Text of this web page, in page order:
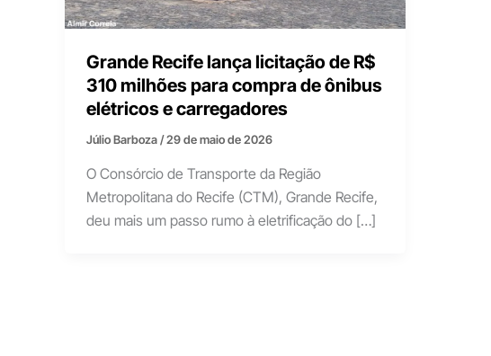
Grande Recife lança licitação de R$
310 milhões para compra de ônibus
elétricos e carregadores
Júlio Barboza/29 de maio de 2026
O Consórcio de Transporte da Região
Metropolitana do Recife (CTM), Grande Recife,
deu mais um passo rumo à eletrificação do […]